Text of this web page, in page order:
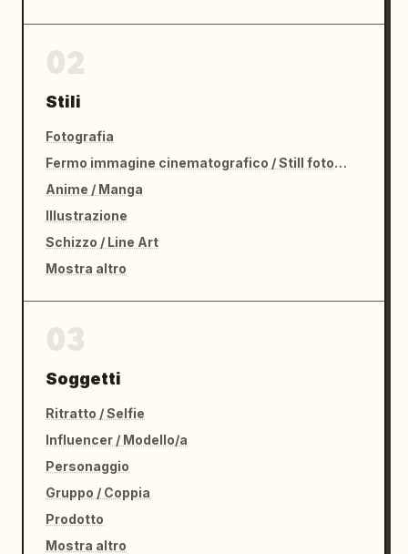
Stili
Fotografia
Fermo immagine cinematografico / Still fotografico
Anime / Manga
Illustrazione
Schizzo / Line Art
Mostra altro
Soggetti
Ritratto / Selfie
Influencer / Modello/a
Personaggio
Gruppo / Coppia
Prodotto
Mostra altro